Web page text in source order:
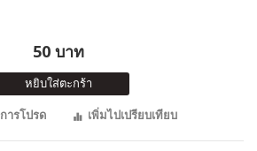
50 บาท
หยิบใส่ตะกร้า
ารโปรด
เพิ่มไปเปรียบเทียบ